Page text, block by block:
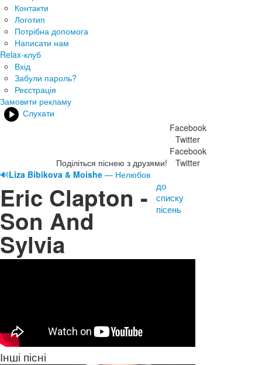
Контакти
Логотип
Потрібна допомога
Написати нам
Relax-клуб
Вхід
Забули пароль?
Реєстрація
Замовити рекламу
Слухати
Поділіться піснею з друзями!
Facebook
Twitter
Facebook
Twitter
🔊Liza Bibikova & Moishe — Нелюбов
Eric Clapton -
Son And
Sylvia
до
списку
пісень
Інші пісні